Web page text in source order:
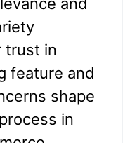
trust in
feature and
shape
in